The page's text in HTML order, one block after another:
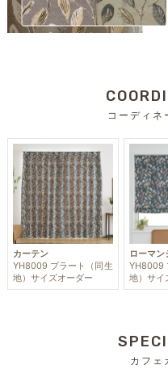
コーディネ
カーテン
YH8009 ブラート（同生
地）サイズオーダー
ローマン
YH8009
地）サイ
カフェ